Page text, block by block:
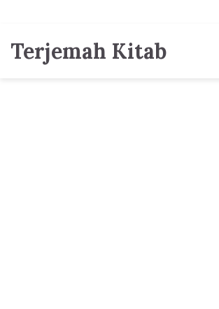
Terjemah Kitab